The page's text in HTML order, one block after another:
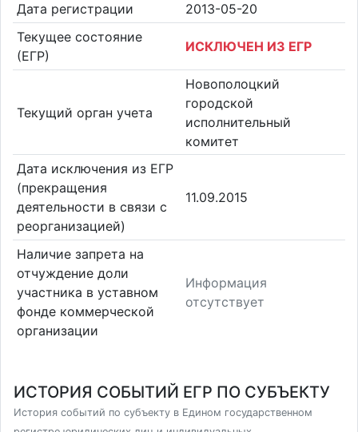
Дата регистрации
2013-05-20
Текущее состояние
(ЕГР)
ИСКЛЮЧЕН ИЗ ЕГР
Текущий орган учета
Новополоцкий
городской
исполнительный
комитет
Дата исключения из ЕГР
(прекращения
деятельности в связи с
реорганизацией)
11.09.2015
Наличие запрета на
отчуждение доли
участника в уставном
фонде коммерческой
организации
Информация
отсутствует
ИСТОРИЯ СОБЫТИЙ ЕГР ПО СУБЪЕКТУ
История событий по субъекту в Едином государственном